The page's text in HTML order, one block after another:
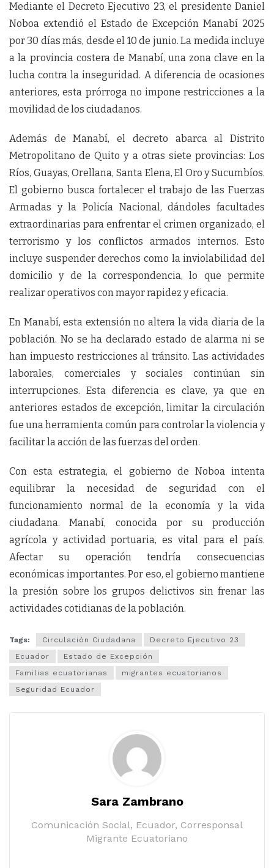
Mediante el Decreto Ejecutivo 23, el presidente Daniel
Noboa extendió el Estado de Excepción Manabí 2025
por 30 días más, desde el 10 de junio. La medida incluye
a la provincia costera de Manabí, una zona clave en la
lucha contra la inseguridad. A diferencia de ocasiones
anteriores, esta prórroga no impone restricciones a la
movilidad de los ciudadanos.
Además de Manabí, el decreto abarca al Distrito
Metropolitano de Quito y a otras siete provincias: Los
Ríos, Guayas, Orellana, Santa Elena, El Oro y Sucumbíos.
El gobierno busca fortalecer el trabajo de las Fuerzas
Armadas y la Policía Nacional, dándoles facultades
extraordinarias para enfrentar el crimen organizado, el
terrorismo y los conflictos armados internos. Esto
incluye suspender derechos como la inviolabilidad del
domicilio y de la correspondencia, lo que permite
realizar operativos con mayor rapidez y eficacia.
En Manabí, esta extensión no altera la vida diaria de la
población. No se ha declarado estado de alarma ni se
han impuesto restricciones al tránsito. Las actividades
laborales, comerciales y sociales continúan sin
interrupciones. Esta diferencia es clave, ya que en
anteriores estados de excepción, limitar la circulación
fue una herramienta común para controlar la violencia y
facilitar la acción de las fuerzas del orden.
Con esta estrategia, el gobierno de Noboa intenta
equilibrar la necesidad de seguridad con el
funcionamiento normal de la economía y la vida
ciudadana. Manabí, conocida por su producción
agrícola y actividad portuaria, es vital para el país.
Afectar su operación tendría consecuencias
económicas importantes. Por eso, el gobierno mantiene
la presión sobre los grupos delictivos sin frenar las
actividades cotidianas de la población.
Tags: Circulación Ciudadana
Decreto Ejecutivo 23
Ecuador
Estado de Excepción
Familias ecuatorianas
migrantes ecuatorianos
Seguridad Ecuador
Sara Zambrano
Comunicación Social, Ecuador, Corresponsal
Migrante Ecuatoriano